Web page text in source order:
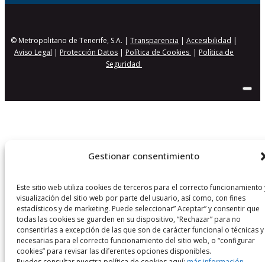
Gestionar consentimiento
Este sitio web utiliza cookies de terceros para el correcto funcionamiento
visualización del sitio web por parte del usuario, así como, con fines
estadísticos y de marketing. Puede seleccionar” Aceptar” y consentir que
todas las cookies se guarden en su dispositivo, “Rechazar” para no
consentirlas a excepción de las que son de carácter funcional o técnicas y
necesarias para el correcto funcionamiento del sitio web, o “configurar
cookies” para revisar las diferentes opciones disponibles.
© Metropolitano de Tenerife, S.A. |Transparencia |Accesibilidad |
Aviso Legal | Protección Datos | Política de Cookies | Política de
Seguridad